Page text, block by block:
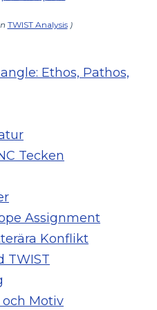
TWIST Analysis)
Ethos, Pathos,
Tecken
Assignment
Konflikt
TWIST
Motiv